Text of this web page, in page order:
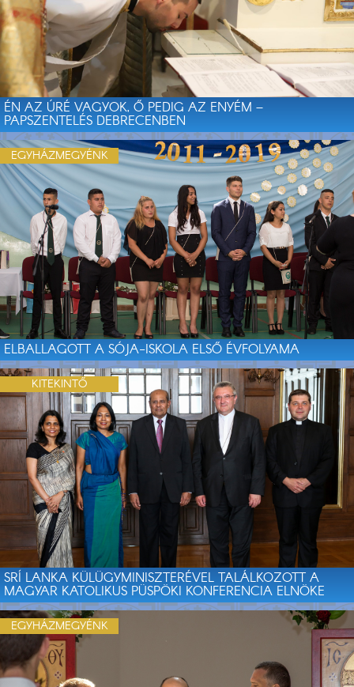
ÉN AZ ÚRÉ VAGYOK, Ő PEDIG AZ ENYÉM –
PAPSZENTELÉS DEBRECENBEN
ELBALLAGOTT A SÓJA-ISKOLA ELSŐ ÉVFOLYAMA
EGYHÁZMEGYÉNK
SRÍ LANKA KÜLÜGYMINISZTERÉVEL TALÁLKOZOTT A
MAGYAR KATOLIKUS PÜSPÖKI KONFERENCIA ELNÖKE
KITEKINTŐ
EGYHÁZMEGYÉNK